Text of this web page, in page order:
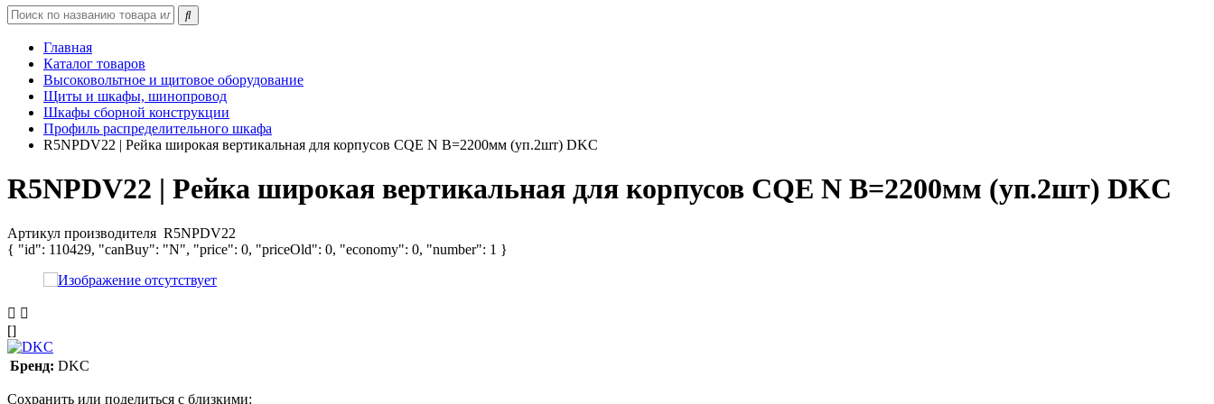
Главная
Каталог товаров
Высоковольтное и щитовое оборудование
Щиты и шкафы, шинопровод
Шкафы сборной конструкции
Профиль распределительного шкафа
R5NPDV22 | Рейка широкая вертикальная для корпусов CQE N В=2200мм (уп.2шт) DKC
R5NPDV22 | Рейка широкая вертикальная для корпусов CQE N В=2200мм (уп.2шт) DKC
Артикул производителя R5NPDV22
{ "id": 110429, "canBuy": "N", "price": 0, "priceOld": 0, "economy": 0, "number": 1 }
[]
Бренд: DKC
Сохранить или поделиться с близкими: